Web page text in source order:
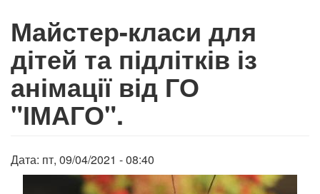
Майстер-класи для
дітей та підлітків із
анімації від ГО
"ІМАГО".
Дата: пт, 09/04/2021 - 08:40